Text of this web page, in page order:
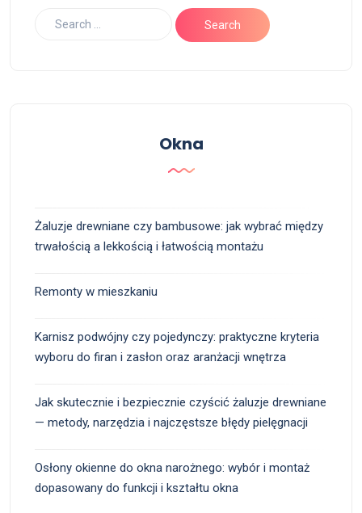
Okna
Żaluzje drewniane czy bambusowe: jak wybrać między
trwałością a lekkością i łatwością montażu
Remonty w mieszkaniu
Karnisz podwójny czy pojedynczy: praktyczne kryteria
wyboru do firan i zasłon oraz aranżacji wnętrza
Jak skutecznie i bezpiecznie czyścić żaluzje drewniane
— metody, narzędzia i najczęstsze błędy pielęgnacji
Osłony okienne do okna narożnego: wybór i montaż
dopasowany do funkcji i kształtu okna